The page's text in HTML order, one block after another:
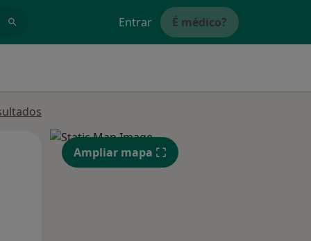
Entrar É médico?
Qui, Sex,
14 Ago
Ampliar mapa